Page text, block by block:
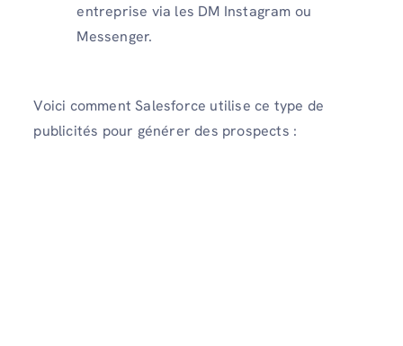
entreprise via les DM Instagram ou
Messenger.
Voici comment Salesforce utilise ce type de
publicités pour générer des prospects :